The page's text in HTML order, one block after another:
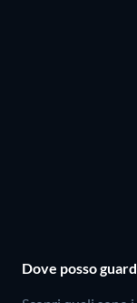
Dove posso